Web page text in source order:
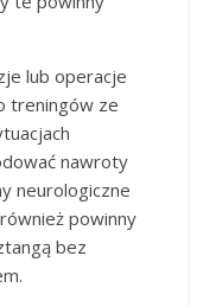
lub operacje
treningów ze
nawroty
neurologiczne
powinny
bez